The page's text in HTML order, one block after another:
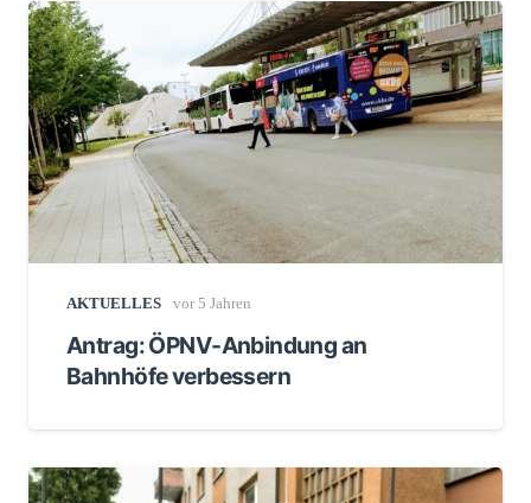
AKTUELLES vor 5 Jahren
Antrag: ÖPNV-Anbindung an
Bahnhöfe verbessern